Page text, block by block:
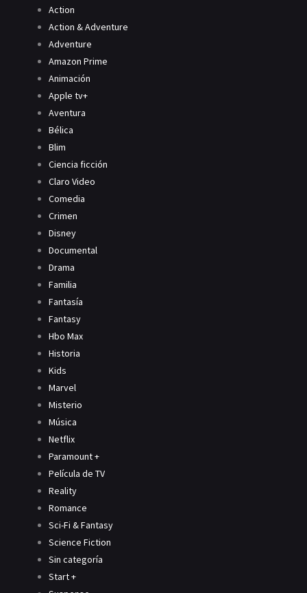
Action
Action & Adventure
Adventure
Amazon Prime
Animación
Apple tv+
Aventura
Bélica
Blim
Ciencia ficción
Claro Video
Comedia
Crimen
Disney
Documental
Drama
Familia
Fantasía
Fantasy
Hbo Max
Historia
Kids
Marvel
Misterio
Música
Netflix
Paramount +
Película de TV
Reality
Romance
Sci-Fi & Fantasy
Science Fiction
Sin categoría
Start +